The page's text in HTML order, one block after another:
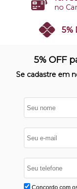
no
5%
Nosso
5% OFF
Se cadastre em